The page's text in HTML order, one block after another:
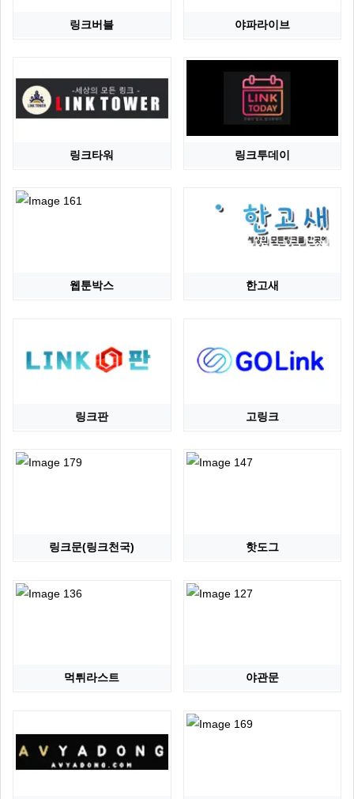
링크버블 야파라이브
링크타워 링크투데이
웹툰박스 한고새
링크판 고링크
링크문(링크천국) 핫도그
먹튀라스트 야관문